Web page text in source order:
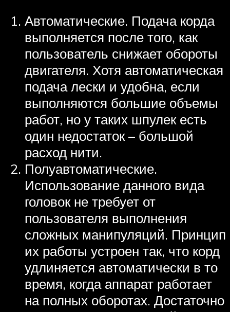
Автоматические. Подача корда
выполняется после того, как
пользователь снижает обороты
двигателя. Хотя автоматическая
подача лески и удобна, если
выполняются большие объемы
работ, но у таких шпулек есть
один недостаток – большой
расход нити.
Полуавтоматические.
Использование данного вида
головок не требует от
пользователя выполнения
сложных манипуляций. Принцип
их работы устроен так, что корд
удлиняется автоматически в то
время, когда аппарат работает
на полных оборотах. Достаточно